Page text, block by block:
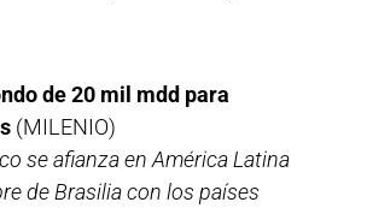
de 20 mil mdd para
(MILENIO)
se afianza en América Latina
de Brasilia con los países